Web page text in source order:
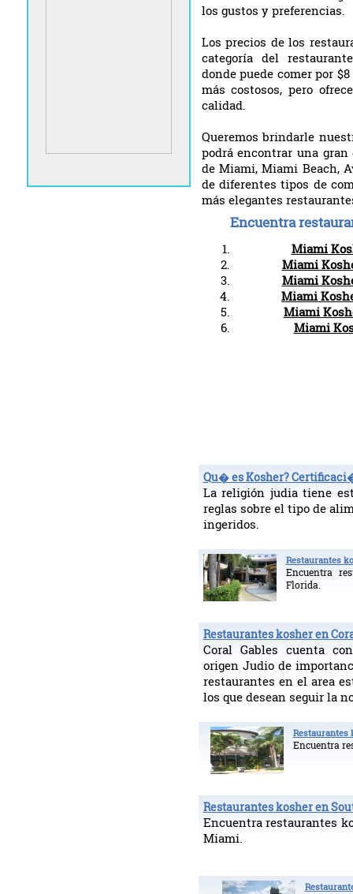
los gustos y preferencias.
Los precios de los
categoría del
donde puede comer por
más costosos, pero
calidad.
Queremos brindarle
podrá encontrar una
de Miami, Miami Beach,
de diferentes tipos de
más elegantes
Encuentra
Miami
Miami
Miami
Miami
Miami
Miami
Qu� es Kosher?
La religión judia tiene
reglas sobre el tipo de
ingeridos.
Restaurantes
Encuentra
Florida.
Restaurantes kosher en
Coral Gables cuenta
origen Judio de
restaurantes en el area
los que desean seguir la
Restaurantes
Encuentra
Restaurantes kosher en
Encuentra restaurantes
Miami.